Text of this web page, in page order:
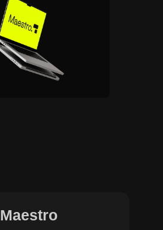
Maestro